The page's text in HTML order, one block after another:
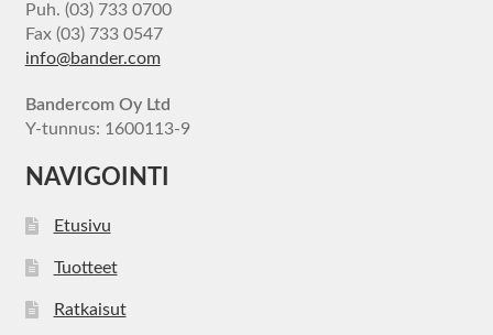
Puh. (03) 733 0700
Fax (03) 733 0547
info@bander.com
Bandercom Oy Ltd
Y-tunnus: 1600113-9
NAVIGOINTI
Etusivu
Tuotteet
Ratkaisut